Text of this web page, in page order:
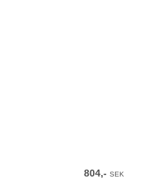
804,-SEK